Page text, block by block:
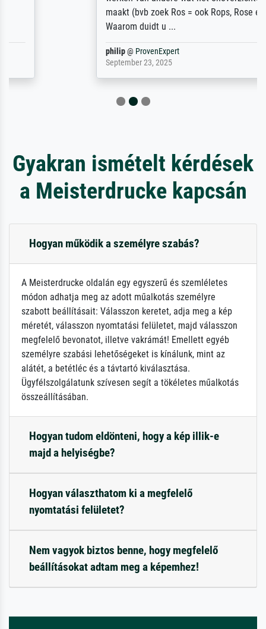
maakt (bvb zoek Ros = ook Rops, Rose etc).
Waarom duidt u ...
ProvenExpert
September 23, 2025
Gyakran ismételt kérdések
a Meisterdrucke kapcsán
Hogyan működik a személyre szabás?
A Meisterdrucke oldalán egy egyszerű és szemléletes
módon adhatja meg az adott műalkotás személyre
szabott beállításait: Válasszon keretet, adja meg a kép
méretét, válasszon nyomtatási felületet, majd válasszon
megfelelő bevonatot, illetve vakrámát! Emellett egyéb
személyre szabási lehetőségeket is kínálunk, mint az
alátét, a betétléc és a távtartó kiválasztása.
Ügyfélszolgálatunk szívesen segít a tökéletes műalkotás
összeállításában.
Hogyan tudom eldönteni, hogy a kép illik-e
majd a helyiségbe?
Hogyan választhatom ki a megfelelő
nyomtatási felületet?
Nem vagyok biztos benne, hogy megfelelő
beállításokat adtam meg a képemhez!